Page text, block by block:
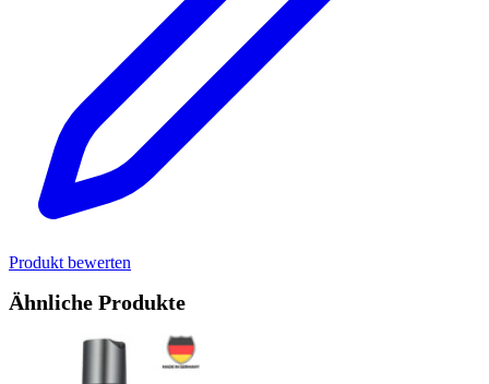
Produkt bewerten
Ähnliche Produkte